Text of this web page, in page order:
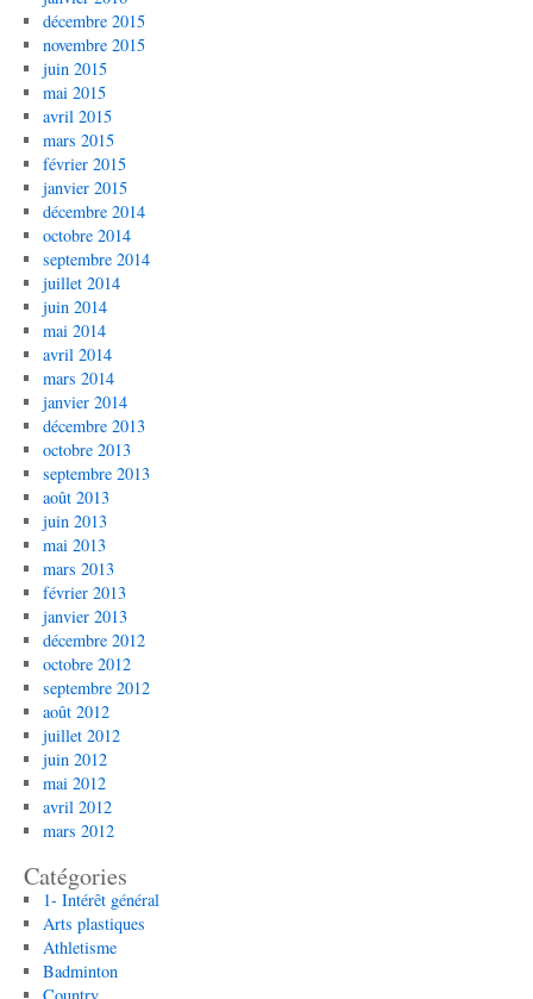
décembre 2015
novembre 2015
juin 2015
mai 2015
avril 2015
mars 2015
février 2015
janvier 2015
décembre 2014
octobre 2014
septembre 2014
juillet 2014
juin 2014
mai 2014
avril 2014
mars 2014
janvier 2014
décembre 2013
octobre 2013
septembre 2013
août 2013
juin 2013
mai 2013
mars 2013
février 2013
janvier 2013
décembre 2012
octobre 2012
septembre 2012
août 2012
juillet 2012
juin 2012
mai 2012
avril 2012
mars 2012
Catégories
1- Intérêt général
Arts plastiques
Athletisme
Badminton